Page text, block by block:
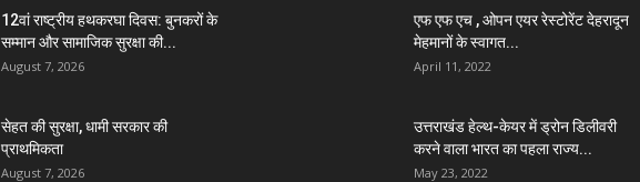
12वां राष्ट्रीय हथकरघा दिवस: बुनकरों के
सम्मान और सामाजिक सुरक्षा की...
August 7, 2026
सेहत की सुरक्षा, धामी सरकार की
प्राथमिकता
August 7, 2026
एफ एफ एच , ओपन एयर रेस्टोरेंट देहरादून
मेहमानों के स्वागत...
April 11, 2022
उत्तराखंड हेल्थ-केयर में ड्रोन डिलीवरी
करने वाला भारत का पहला राज्य...
May 23, 2022